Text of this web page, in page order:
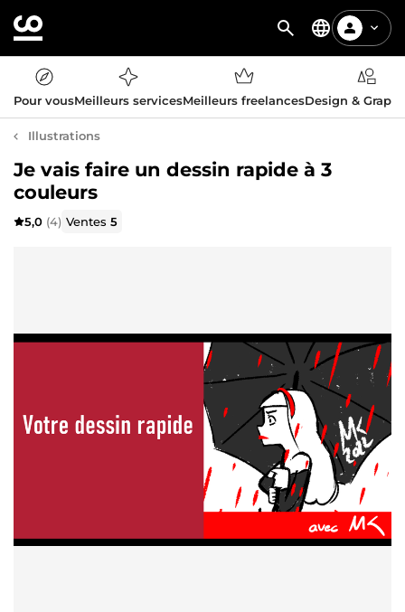
Pour vousMeilleurs servicesMeilleurs freelancesDesign &
Illustrations
Je vais faire un dessin rapide à 3
couleurs
5,0 (4) Ventes5